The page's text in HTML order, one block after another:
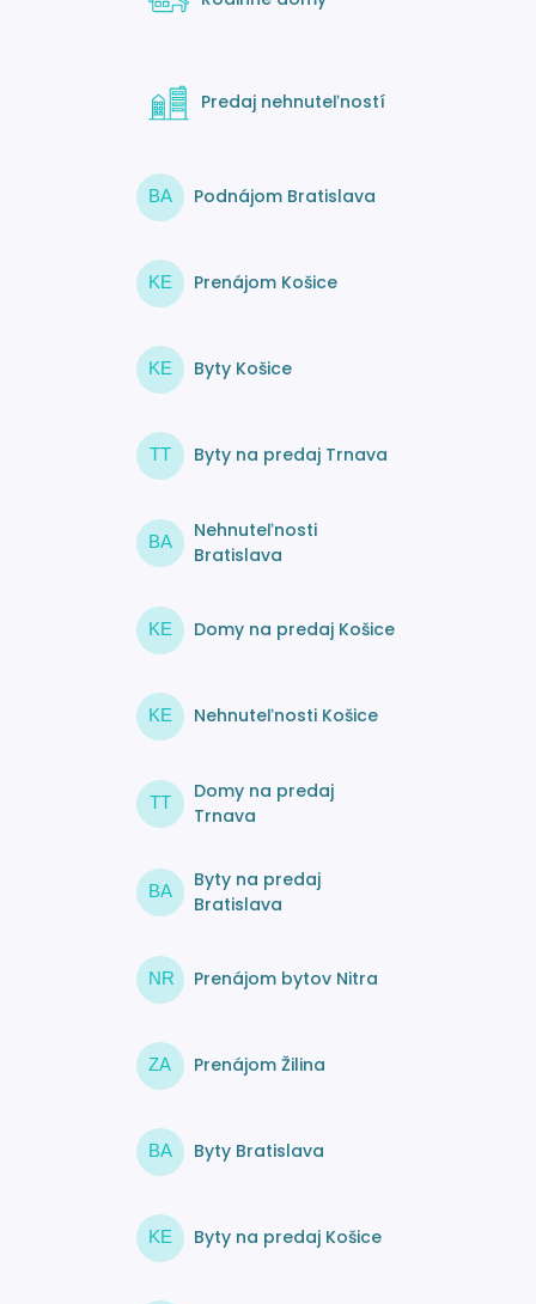
Predaj nehnuteľností
BA Podnájom Bratislava
KE Prenájom Košice
KE Byty Košice
TT Byty na predaj Trnava
BA
Nehnuteľnosti
Bratislava
KE Domy na predaj Košice
KE Nehnuteľnosti Košice
TT
Domy na predaj
Trnava
BA
Byty na predaj
Bratislava
NR Prenájom bytov Nitra
ZA Prenájom Žilina
BA Byty Bratislava
KE Byty na predaj Košice